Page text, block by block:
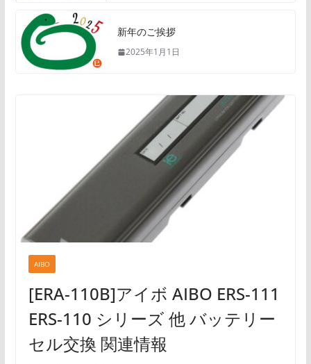
新年のご挨拶
2025年1月1日
AIBO
[ERA-110B]アイボ AIBO ERS-111
ERS-110 シリーズ 他 バッテリー
セル交換 関連情報